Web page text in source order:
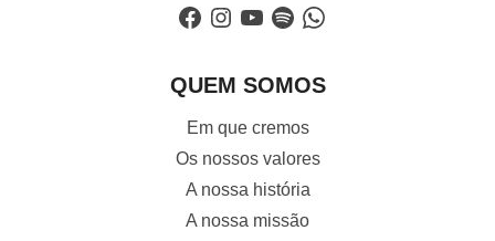
Facebook
Instagram
YouTube
SpotifyWhatsApp
QUEM SOMOS
Em que cremos
Os nossos valores
A nossa história
A nossa missão